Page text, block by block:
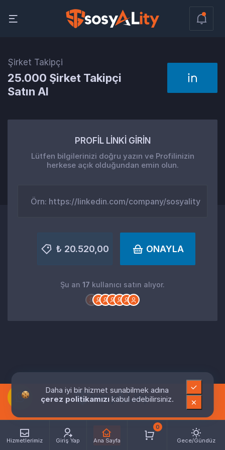
Hizmetlerimiz Giriş Yap Ana Sayfa
0
Gece/Gündüz
Şirket Takipçi
25.000 Şirket Takipçi
Satın Al
PROFİL LİNKİ GİRİN
Lütfen bilgilerinizi doğru yazın ve Profilinizin
herkese açık olduğundan emin olun.
₺ 20.520,00 ONAYLA
Şu an 17 kullanıcı satın alıyor.
Daha iyi bir hizmet sunabilmek adına
çerez politikamızı kabul edebilirsiniz.